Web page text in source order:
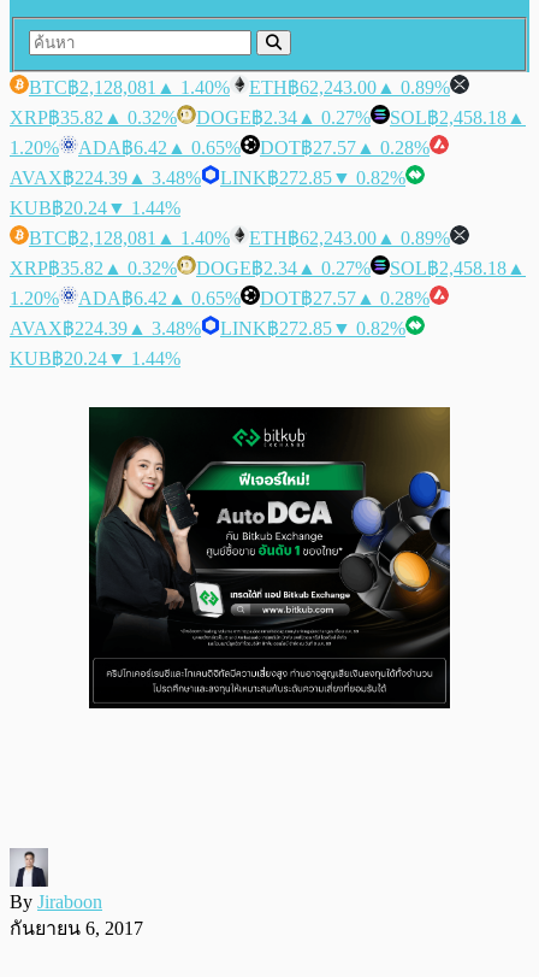
BTC฿2,128,081 ▲ 1.40% ETH฿62,243.00 ▲ 0.89%
XRP฿35.82 ▲ 0.32% DOGE฿2.34 ▲ 0.27% SOL฿2,458.18 ▲
1.20%
ADA฿6.42 ▲ 0.65% DOT฿27.57 ▲ 0.28%
AVAX฿224.39 ▲ 3.48% LINK฿272.85▼ 0.82%
KUB฿20.24▼ 1.44%
BTC฿2,128,081 ▲ 1.40% ETH฿62,243.00 ▲ 0.89%
XRP฿35.82 ▲ 0.32% DOGE฿2.34 ▲ 0.27% SOL฿2,458.18 ▲
1.20%
ADA฿6.42 ▲ 0.65% DOT฿27.57 ▲ 0.28%
AVAX฿224.39 ▲ 3.48% LINK฿272.85▼ 0.82%
KUB฿20.24▼ 1.44%
By Jiraboon
กันยายน 6, 2017